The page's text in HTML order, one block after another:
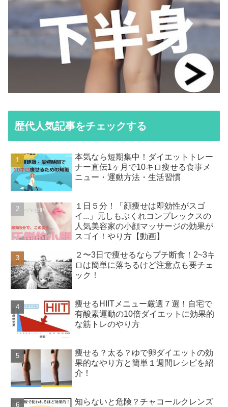
歴代人気記事をチェックする
本気なら短期集中！ダイエットトレー
ナー直伝1ヶ月で10キロ痩せる食事メ
ニュー・運動方法・生活習慣
１日５分！「顔痩せは即効性がスゴ
イ...」元しもぶくれコンプレックスの
人気美容家の小顔マッサージの効果が
スゴイ！やり方【動画】
２〜3日で痩せるならプチ断食！2~3キ
ロは簡単に落ちるけど注意点も要チェ
ック！
痩せるHIITメニュー厳選７選！自宅で
有酸素運動の10倍ダイエットに効果的
な筋トレのやり方
痩せる？太る？ゆで卵ダイエットの効
果的なやり方と簡単１週間レシピを紹
介！
知らないと危険？チャコールクレンズ